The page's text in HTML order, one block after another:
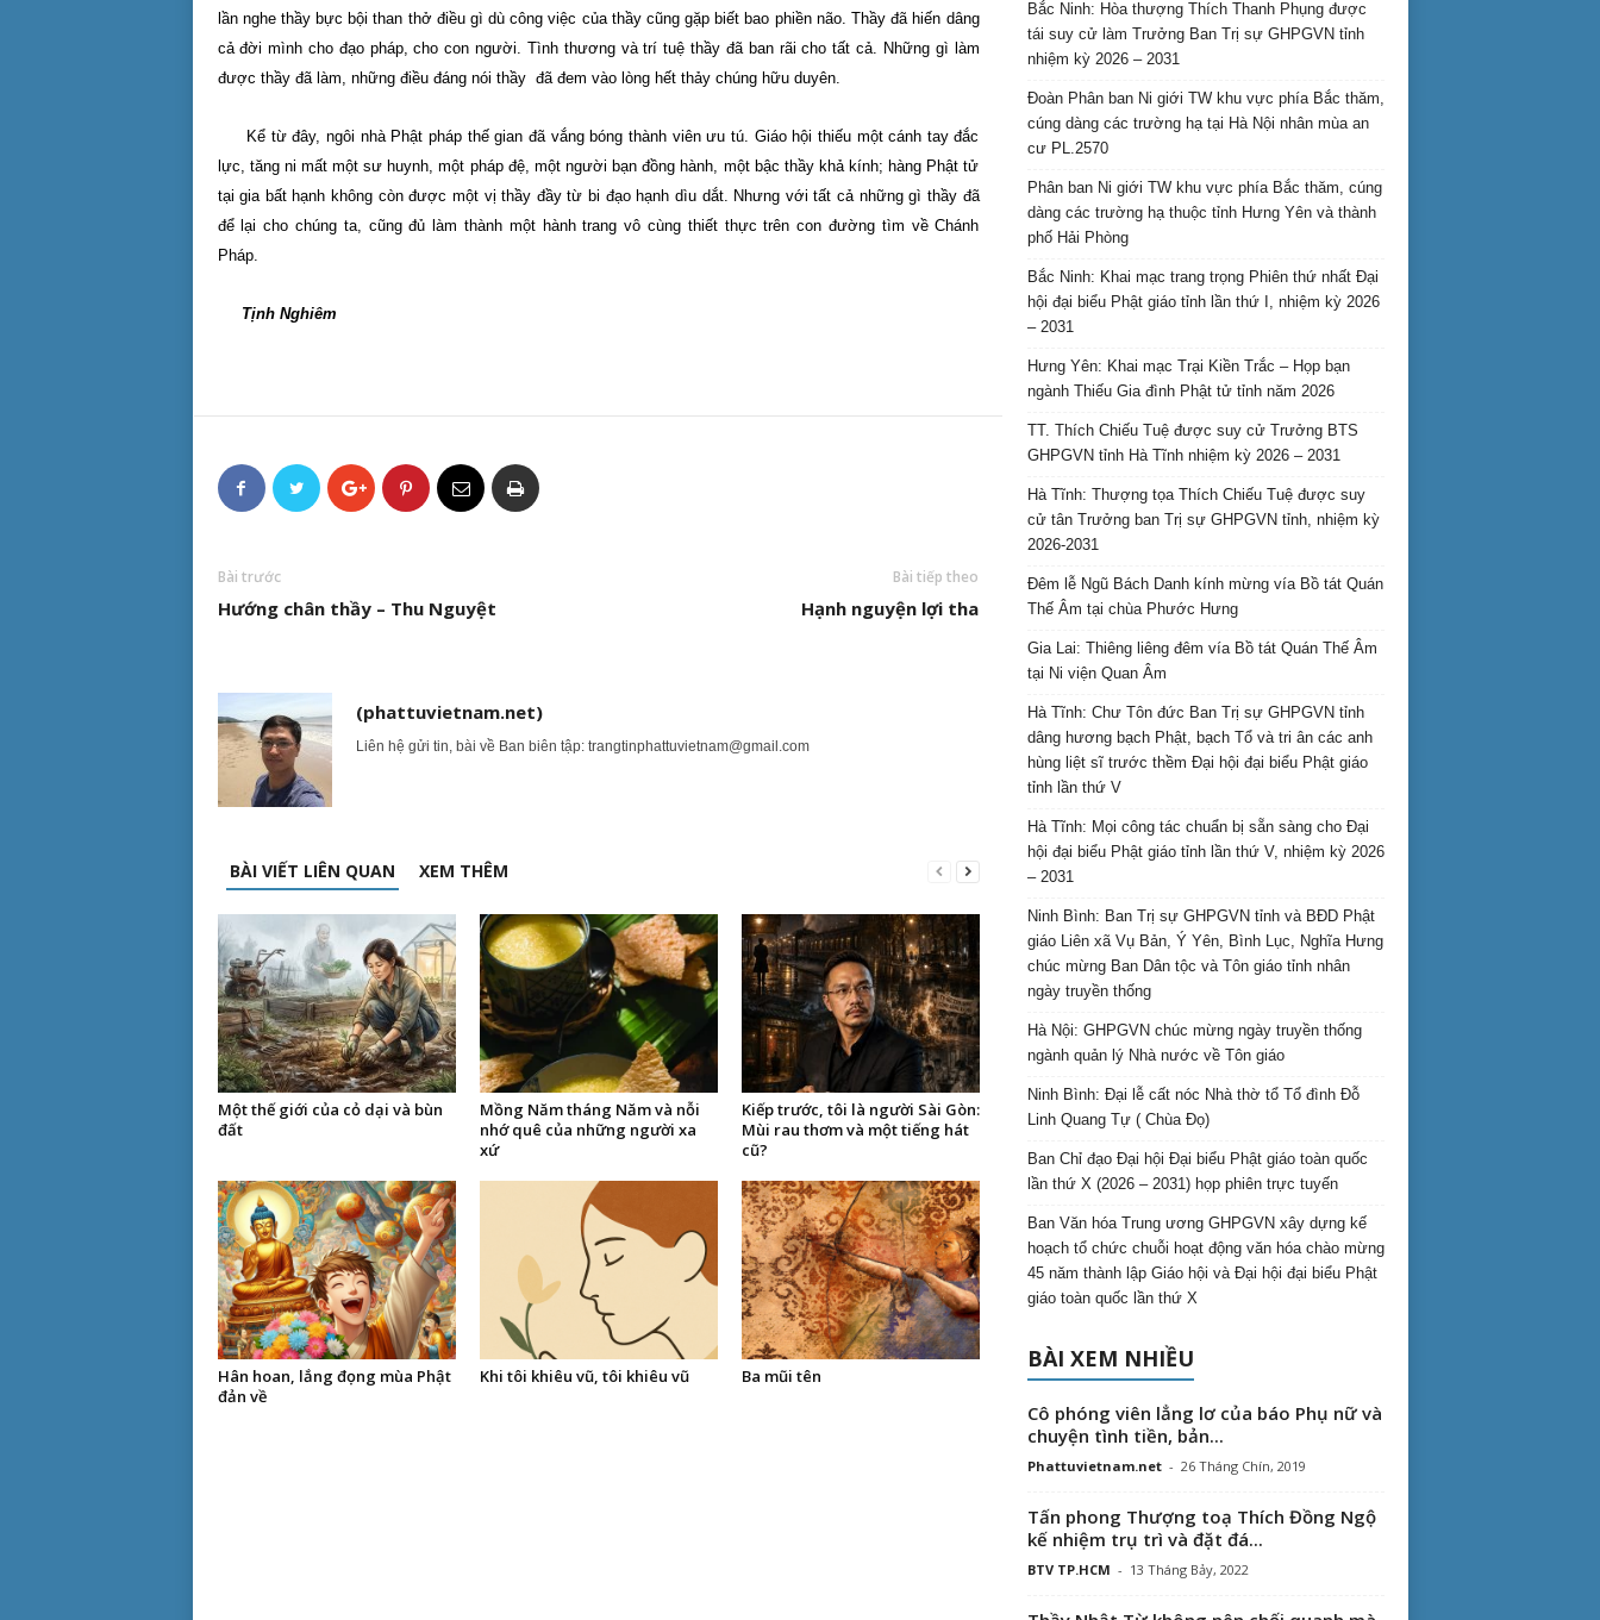
lần nghe thầy bực bội than thở điều gì dù công việc của thầy cũng gặp biết bao phiền não. Thầy đã hiến dâng
cả đời mình cho đạo pháp, cho con người. Tình thương và trí tuệ thầy đã ban rãi cho tất cả. Những gì làm
được thầy đã làm, những điều đáng nói thầy đã đem vào lòng hết thảy chúng hữu duyên.
Kể từ đây, ngôi nhà Phật pháp thế gian đã vắng bóng thành viên ưu tú. Giáo hội thiếu một cánh tay đắc
lực, tăng ni mất một sư huynh, một pháp đệ, một người bạn đồng hành, một bậc thầy khả kính; hàng Phật tử
tại gia bất hạnh không còn được một vị thầy đầy từ bi đạo hạnh dìu dắt. Nhưng với tất cả những gì thầy đã
để lại cho chúng ta, cũng đủ làm thành một hành trang vô cùng thiết thực trên con đường tìm về Chánh
Pháp.
Tịnh Nghiêm
Bài trước
Hướng chân thầy – Thu Nguyệt
Bài tiếp theo
Hạnh nguyện lợi tha
(phattuvietnam.net)
Liên hệ gửi tin, bài về Ban biên tập: trangtinphattuvietnam@gmail.com
BÀI VIẾT LIÊN QUAN XEM THÊM
Một thế giới của cỏ dại và bùn
đất
Mồng Năm tháng Năm và nỗi
nhớ quê của những người xa
xứ
Kiếp trước, tôi là người Sài Gòn:
Mùi rau thơm và một tiếng hát
cũ?
Hân hoan, lắng đọng mùa Phật
đản về
Khi tôi khiêu vũ, tôi khiêu vũ Ba mũi tên
Bắc Ninh: Hòa thượng Thích Thanh Phụng được
tái suy cử làm Trưởng Ban Trị sự GHPGVN tỉnh
nhiệm kỳ 2026 – 2031
Đoàn Phân ban Ni giới TW khu vực phía Bắc thăm,
cúng dàng các trường hạ tại Hà Nội nhân mùa an
cư PL.2570
Phân ban Ni giới TW khu vực phía Bắc thăm, cúng
dàng các trường hạ thuộc tỉnh Hưng Yên và thành
phố Hải Phòng
Bắc Ninh: Khai mạc trang trọng Phiên thứ nhất Đại
hội đại biểu Phật giáo tỉnh lần thứ I, nhiệm kỳ 2026
– 2031
Hưng Yên: Khai mạc Trại Kiền Trắc – Họp bạn
ngành Thiếu Gia đình Phật tử tỉnh năm 2026
TT. Thích Chiếu Tuệ được suy cử Trưởng BTS
GHPGVN tỉnh Hà Tĩnh nhiệm kỳ 2026 – 2031
Hà Tĩnh: Thượng tọa Thích Chiếu Tuệ được suy
cử tân Trưởng ban Trị sự GHPGVN tỉnh, nhiệm kỳ
2026-2031
Đêm lễ Ngũ Bách Danh kính mừng vía Bồ tát Quán
Thế Âm tại chùa Phước Hưng
Gia Lai: Thiêng liêng đêm vía Bồ tát Quán Thế Âm
tại Ni viện Quan Âm
Hà Tĩnh: Chư Tôn đức Ban Trị sự GHPGVN tỉnh
dâng hương bạch Phật, bạch Tổ và tri ân các anh
hùng liệt sĩ trước thềm Đại hội đại biểu Phật giáo
tỉnh lần thứ V
Hà Tĩnh: Mọi công tác chuẩn bị sẵn sàng cho Đại
hội đại biểu Phật giáo tỉnh lần thứ V, nhiệm kỳ 2026
– 2031
Ninh Bình: Ban Trị sự GHPGVN tỉnh và BĐD Phật
giáo Liên xã Vụ Bản, Ý Yên, Bình Lục, Nghĩa Hưng
chúc mừng Ban Dân tộc và Tôn giáo tỉnh nhân
ngày truyền thống
Hà Nội: GHPGVN chúc mừng ngày truyền thống
ngành quản lý Nhà nước về Tôn giáo
Ninh Bình: Đại lễ cất nóc Nhà thờ tổ Tổ đình Đỗ
Linh Quang Tự ( Chùa Đọ)
Ban Chỉ đạo Đại hội Đại biểu Phật giáo toàn quốc
lần thứ X (2026 – 2031) họp phiên trực tuyến
Ban Văn hóa Trung ương GHPGVN xây dựng kế
hoạch tổ chức chuỗi hoạt động văn hóa chào mừng
45 năm thành lập Giáo hội và Đại hội đại biểu Phật
giáo toàn quốc lần thứ X
BÀI XEM NHIỀU
Cô phóng viên lẳng lơ của báo Phụ nữ và
chuyện tình tiền, bản...
Phattuvietnam.net - 26 Tháng Chín, 2019
Tấn phong Thượng toạ Thích Đồng Ngộ
kế nhiệm trụ trì và đặt đá...
BTV TP.HCM - 13 Tháng Bảy, 2022